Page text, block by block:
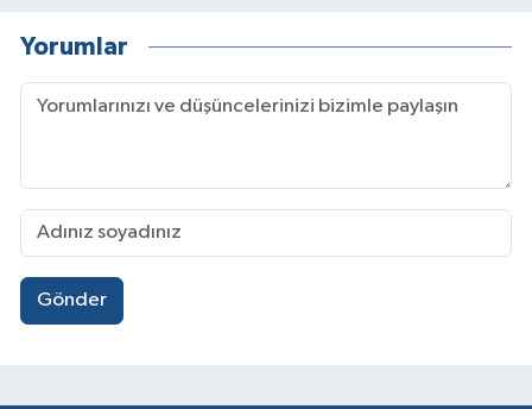
Yorumlar
Gönder